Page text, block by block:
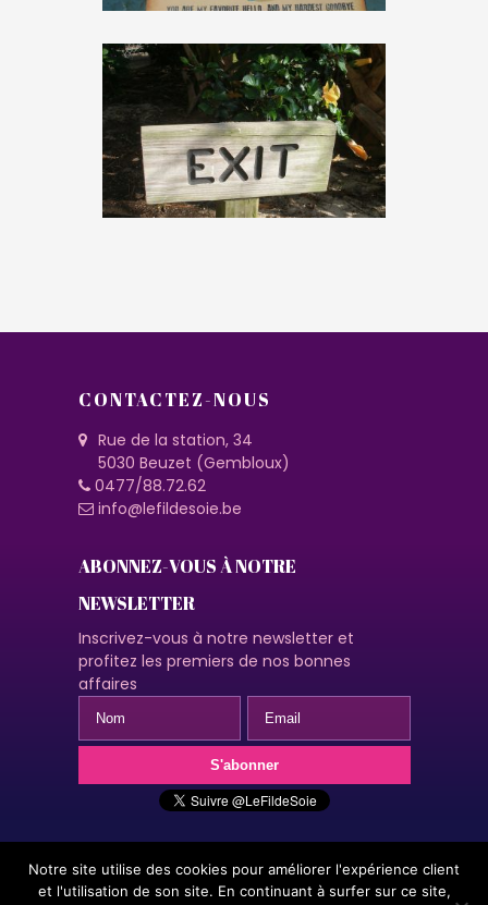
CONTACTEZ-NOUS
Rue de la station, 34
5030 Beuzet (Gembloux)
0477/88.72.62
info@lefildesoie.be
ABONNEZ-VOUS À NOTRE
NEWSLETTER
Inscrivez-vous à notre newsletter et
profitez les premiers de nos bonnes
affaires
© 2020 Le fil de soie | Design by A2Com | En naviguant sur ce
Notre site utilise des cookies pour améliorer l'expérience client
et l'utilisation de son site. En continuant à surfer sur ce site,